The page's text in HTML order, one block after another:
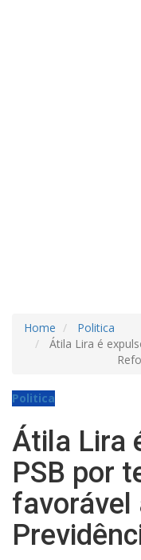
Home
Politica
Átila Lira é
Politica
Átila Lira
PSB por
favorável